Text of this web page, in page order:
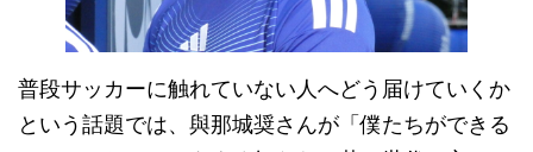
普段サッカーに触れていない人へどう届けていくか
という話題では、與那城奨さんが「僕たちができる